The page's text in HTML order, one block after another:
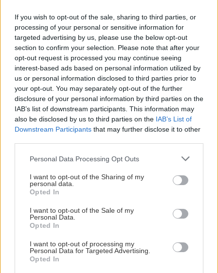
If you wish to opt-out of the sale, sharing to third parties, or
processing of your personal or sensitive information for
targeted advertising by us, please use the below opt-out
section to confirm your selection. Please note that after your
opt-out request is processed you may continue seeing
interest-based ads based on personal information utilized by
us or personal information disclosed to third parties prior to
your opt-out. You may separately opt-out of the further
disclosure of your personal information by third parties on the
IAB’s list of downstream participants. This information may
also be disclosed by us to third parties on the IAB’s List of
Downstream Participants that may further disclose it to other
Personal Data Processing Opt Outs
I want to opt-out of the Sharing of my
personal data.
Opted In
I want to opt-out of the Sale of my
Personal Data.
Opted In
I want to opt-out of processing my
Personal Data for Targeted Advertising.
Opted In
Ημερομηνια Γέννηση
ΡΟΗ ΕΙΔΗΣΕΩΝ
12:51
ΚΟΣΜΟΣ
ΗΠΑ: Έντονη ανησυχία για τον μύκητα candida
auris που «αντιστέκεται» στα φάρμακα
12:43
ΠΕΡΙΕΡΓΑ - ΠΑΡΑΞΕΝΑ
Ζευγάρι σε παρεκκλήσι, 100 ευρώ από τον
Meta: Νέα «καμπάνα» 567 εκατ. δολαρίων -Τα
νέα μέτρα στο Facebook και... πού θα πάνε